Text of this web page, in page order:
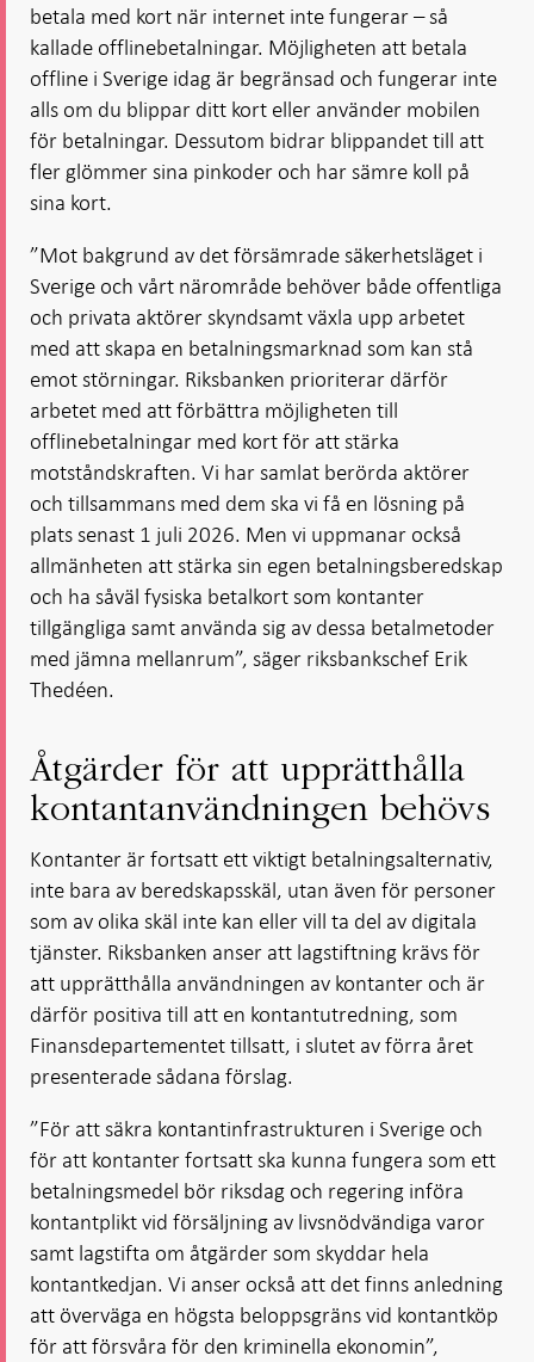
betala med kort när internet inte fungerar – så
kallade offlinebetalningar. Möjligheten att betala
offline i Sverige idag är begränsad och fungerar inte
alls om du blippar ditt kort eller använder mobilen
för betalningar. Dessutom bidrar blippandet till att
fler glömmer sina pinkoder och har sämre koll på
sina kort.
”Mot bakgrund av det försämrade säkerhetsläget i
Sverige och vårt närområde behöver både offentliga
och privata aktörer skyndsamt växla upp arbetet
med att skapa en betalningsmarknad som kan stå
emot störningar. Riksbanken prioriterar därför
arbetet med att förbättra möjligheten till
offlinebetalningar med kort för att stärka
motståndskraften. Vi har samlat berörda aktörer
och tillsammans med dem ska vi få en lösning på
plats senast 1 juli 2026. Men vi uppmanar också
allmänheten att stärka sin egen betalningsberedskap
och ha såväl fysiska betalkort som kontanter
tillgängliga samt använda sig av dessa betalmetoder
med jämna mellanrum”, säger riksbankschef Erik
Thedéen.
Åtgärder för att upprätthålla
kontantanvändningen behövs
Kontanter är fortsatt ett viktigt betalningsalternativ,
inte bara av beredskapsskäl, utan även för personer
som av olika skäl inte kan eller vill ta del av digitala
tjänster. Riksbanken anser att lagstiftning krävs för
att upprätthålla användningen av kontanter och är
därför positiva till att en kontantutredning, som
Finansdepartementet tillsatt, i slutet av förra året
presenterade sådana förslag.
”För att säkra kontantinfrastrukturen i Sverige och
för att kontanter fortsatt ska kunna fungera som ett
betalningsmedel bör riksdag och regering införa
kontantplikt vid försäljning av livsnödvändiga varor
samt lagstifta om åtgärder som skyddar hela
kontantkedjan. Vi anser också att det finns anledning
att överväga en högsta beloppsgräns vid kontantköp
för att försvåra för den kriminella ekonomin”,